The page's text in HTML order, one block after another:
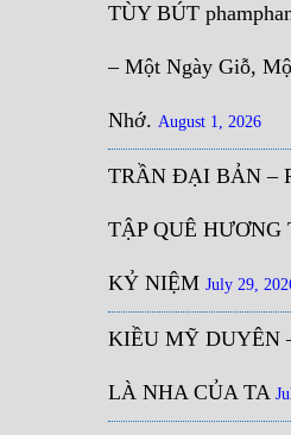
TÙY BÚT
– Một Ngày Giỗ,
Nhớ. August 1, 2026
TRẦN ĐẠI BẢN –
TẬP QUÊ
KỶ NIỆM July 29,
KIỀU MỸ DUYÊN
LÀ NHA CỦA TA